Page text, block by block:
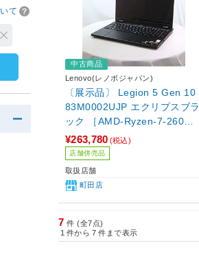
中古商品
Lenovo(レノボジャパン)
〔展示品〕 Legion 5 Gen 10
83M0002UJP エクリプスブラ
ック ［AMD-Ryzen-7-260／2
4GB／SSD1TB／GeForce RT
X 5060(8GB)／15.1インチワ
イド／Windows11 Home］
¥263,780 (税込)
店舗併売品
取扱店舗
町田店
7 件 (全7点)
1 件から 7 件まで表示
て